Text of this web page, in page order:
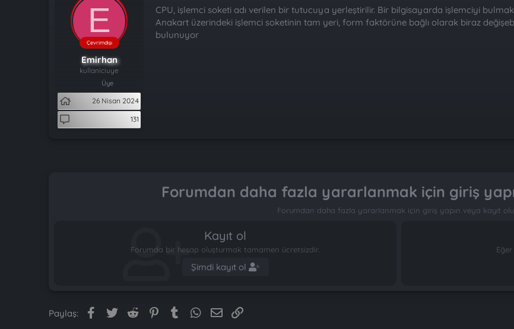
t
a
n
a
n
g
ı
t
a
r
E
Çevrimdışı
Emirhan
kullaniciuye
Üye
26 Nisan 2024
131
CPU, işlemci soketi adı verilen bir tutucuya yerleştirilir. Bir bilgisayarda işlemciyi bulmak
Anakart üzerindeki işlemci soketinin tam yeri, form faktörüne bağlı olarak biraz
bulunuyor
Forumdan daha fazla yararlanmak için giriş
Forumdan daha fazla yararlanmak için giriş yapın veya kayıt
Kayıt ol
Forumda bir hesap oluşturmak tamamen ücretsizdir.
Şimdi kayıt ol
Paylaş: Facebook
Twitter Reddit PinterestTumblrWhatsApp
E-posta